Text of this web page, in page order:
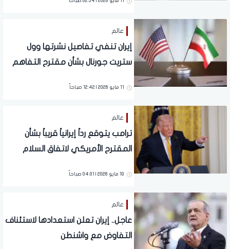
عالم
إيران تنفي تفاصيل نشرتها وول
ستريت جورنال بشأن مقترح التفاهم
11 مايو 2026 | 12:42 صباحاً
عالم
ترامب يتوقع رداً إيرانياً قريباً بشأن
المقترح الأمريكي لاتفاق السلام
10 مايو 2026 | 04:01 صباحاً
عالم
عاجل.. إيران تعلن استعدادها لاستئناف
التفاوض مع واشنطن